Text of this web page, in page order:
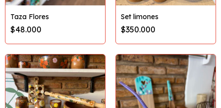
Taza Flores
$48.000
Set limones
$350.000